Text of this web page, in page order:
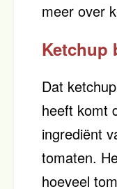
meer over
Ketchup
Dat
heeft komt
ingrediënt
tomaten.
hoeveel